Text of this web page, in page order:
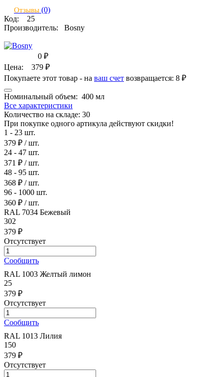
Отзывы (0)
Код: 25
Производитель: Bosny
0 ₽
Цена: 379 ₽
Покупаете этот товар - на ваш счет возвращается: 8 ₽
Номинальный объем: 400 мл
Все характеристики
Количество на складе: 30
При покупке одного артикула действуют скидки!
1 - 23 шт.
379 ₽ / шт.
24 - 47 шт.
371 ₽ / шт.
48 - 95 шт.
368 ₽ / шт.
96 - 1000 шт.
360 ₽ / шт.
RAL 7034 Бежевый
302
379 ₽
Отсутствует
Сообщить
RAL 1003 Желтый лимон
25
379 ₽
Отсутствует
Сообщить
RAL 1013 Лилия
150
379 ₽
Отсутствует